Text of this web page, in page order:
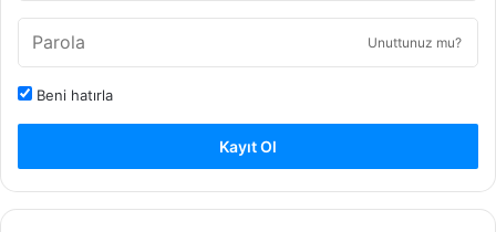
Unuttunuz mu?
Beni hatırla
Kayıt Ol